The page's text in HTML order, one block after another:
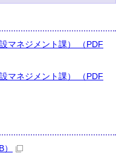
マネジメント課） （PDF
マネジメント課） （PDF